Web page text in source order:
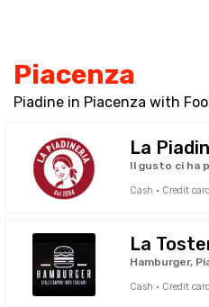
Piacenza
Piadine in Piacenza with
La
Il gusto ci ha
Cash · Credit card
Hamburger,
Cash · Credit card